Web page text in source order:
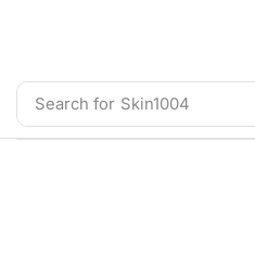
Search for Skin1004